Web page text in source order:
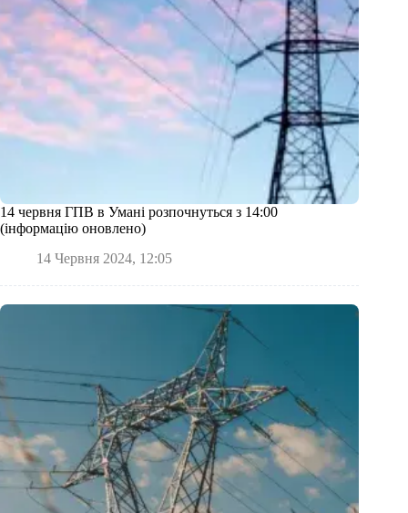
14 червня ГПВ в Умані розпочнуться з 14:00
(інформацію оновлено)
14 Червня 2024, 12:05